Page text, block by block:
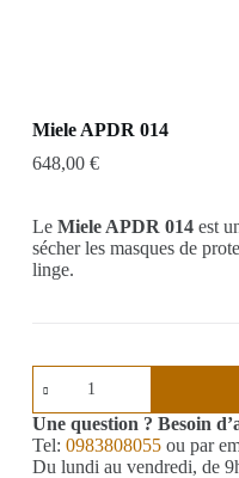
Miele APDR 014
648,00 €
Le Miele APDR 014est
sécher les masques de
linge.
Une question ? Besoin
Tel: 0983808055ou par
Du lundi au vendredi, de